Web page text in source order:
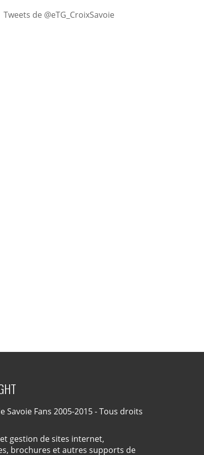
Tweets de @eTG_CroixSavoie
Savoie Fans 2005-2015 - Tous droits
gestion de sites internet,
brochures et autres supports de